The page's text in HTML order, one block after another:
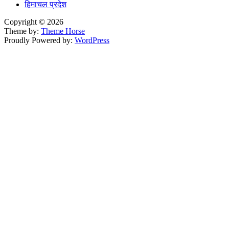
हिमाचल प्रदेश
Copyright © 2026
Theme by: Theme Horse
Proudly Powered by: WordPress